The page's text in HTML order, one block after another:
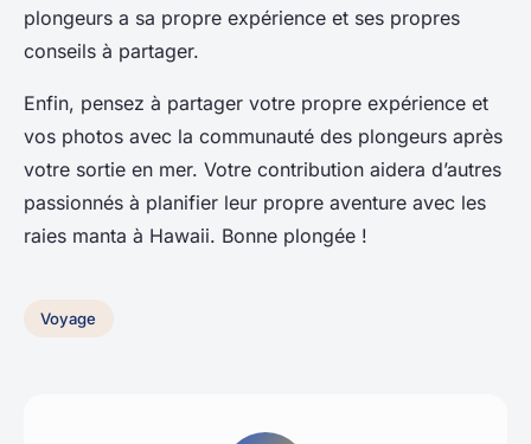
plongeurs a sa propre expérience et ses propres
conseils à partager.
Enfin, pensez à partager votre propre expérience et
vos photos avec la communauté des plongeurs après
votre sortie en mer. Votre contribution aidera d’autres
passionnés à planifier leur propre aventure avec les
raies manta à Hawaii. Bonne plongée !
Voyage